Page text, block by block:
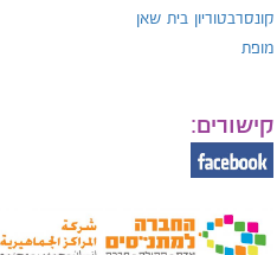
קונסרבטוריון בית שאן
מופת
קישורים: